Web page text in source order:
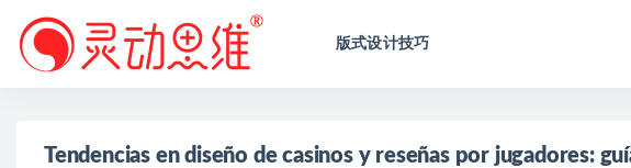
版式设计技巧
Tendencias en diseño de casinos y reseñas por jugadores: